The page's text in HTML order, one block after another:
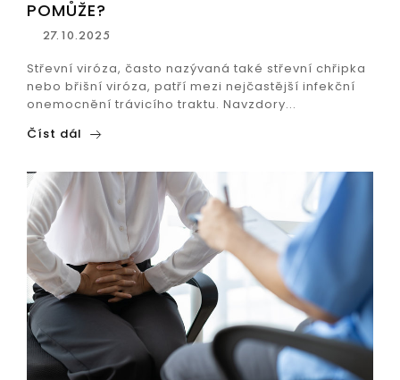
POMŮŽE?
27.10.2025
Střevní viróza, často nazývaná také střevní chřipka
nebo břišní viróza, patří mezi nejčastější infekční
onemocnění trávicího traktu. Navzdory...
Číst dál